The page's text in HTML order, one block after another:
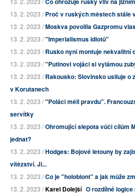
13. 2. 2023 /Proč v ruských městech stále
13. 2. 2023 /Moskva povolila Gazpromu
13. 2. 2023 /"Imperialismus idiotů"
13. 2. 2023 /Rusko nyní montuje nekvalitní
13. 2. 2023 /"Putinovi vojáci si vylámou
13. 2. 2023 /Rakousko: Slovinsko usiluje o
v Korutanech
13. 2. 2023 /"Poláci měli pravdu".
servítky
13. 2. 2023 /Ohromující slepota vůči cílům
jednat?
13. 2. 2023 /Hodges: Bojové letouny by
vítězství. Ji...
13. 2. 2023 /Co je "holobiont" a jak může
13. 2. 2023 /Karel Dolejší O rozdílné